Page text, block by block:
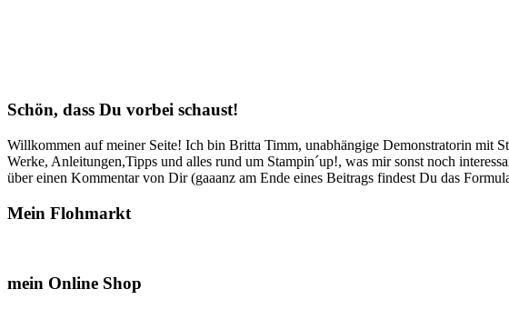
Schön, dass Du vorbei schaust!
Willkommen auf meiner Seite! Ich bin Britta Timm, unabhängige Demonstratorin mit
Werke, Anleitungen,Tipps und alles rund um Stampin´up!, was mir sonst noch
über einen Kommentar von Dir (gaaanz am Ende eines Beitrags findest Du das
Mein Flohmarkt
mein Online Shop